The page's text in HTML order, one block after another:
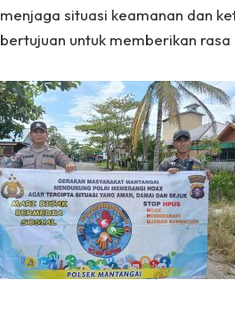
menjaga situasi keamanan dan
bertujuan untuk memberikan